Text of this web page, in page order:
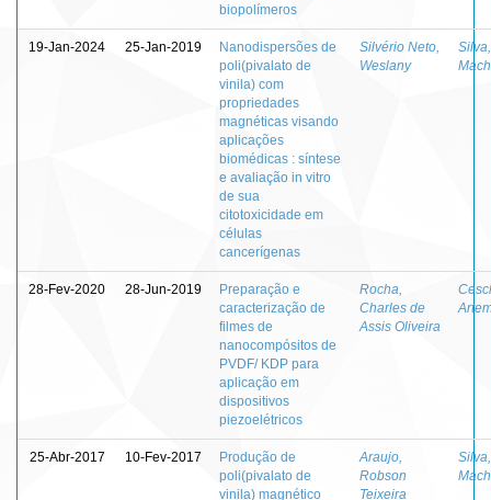
biopolímeros
19-Jan-2024 25-Jan-2019
Nanodispersões de
poli(pivalato de
vinila) com
propriedades
magnéticas visando
aplicações
biomédicas : síntese
e avaliação in vitro
de sua
citotoxicidade em
células
cancerígenas
Silvério Neto,
Weslany
28-Fev-2020 28-Jun-2019
Preparação e
caracterização de
filmes de
nanocompósitos de
PVDF/ KDP para
aplicação em
dispositivos
piezoelétricos
Rocha,
Charles de
Assis Oliveira
25-Abr-2017 10-Fev-2017
Produção de
poli(pivalato de
vinila) magnético
Araujo,
Robson
Teixeira